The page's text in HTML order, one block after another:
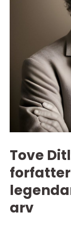
Tove
arv